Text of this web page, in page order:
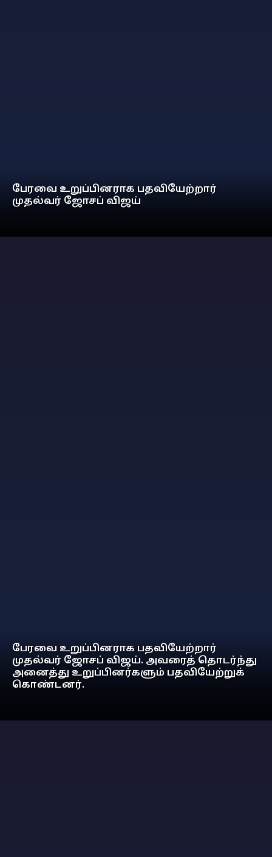
பேரவை உறுப்பினராக பதவியேற்றார்
முதல்வர் ஜோசப் விஜய்
பேரவை உறுப்பினராக பதவியேற்றார்
முதல்வர் ஜோசப் விஜய். அவரைத் தொடர்ந்து
அனைத்து உறுப்பினர்களும் பதவியேற்றுக்
கொண்டனர்.